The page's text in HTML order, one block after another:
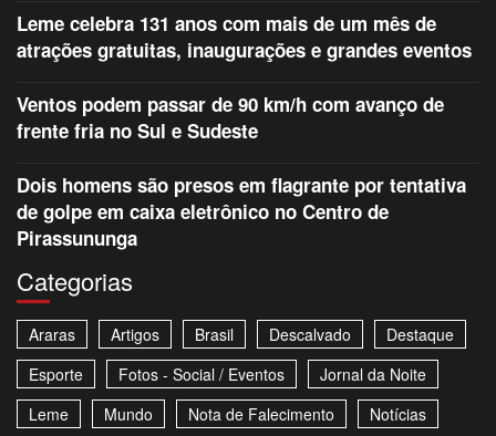
Leme celebra 131 anos com mais de um mês de
atrações gratuitas, inaugurações e grandes eventos
Ventos podem passar de 90 km/h com avanço de
frente fria no Sul e Sudeste
Dois homens são presos em flagrante por tentativa
de golpe em caixa eletrônico no Centro de
Pirassununga
Categorias
Araras Artigos Brasil Descalvado
Destaque
Esporte
Fotos - Social / Eventos
Jornal da Noite
Leme
Mundo Nota de Falecimento Notícias